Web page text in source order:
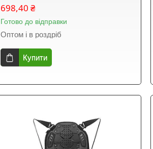
698,40 ₴
Готово до відправки
Оптом і в роздріб
Купити